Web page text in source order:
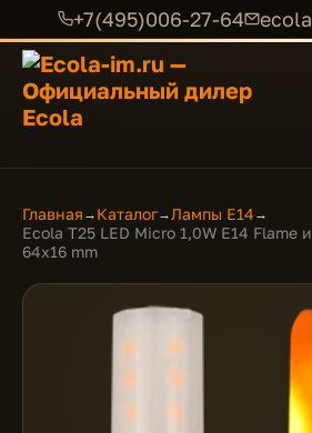
+7(495)006-27-64
Главная → Каталог→Лампы E14 →
Ecola T25 LED Micro 1,0W E14 Flame
64x16 mm